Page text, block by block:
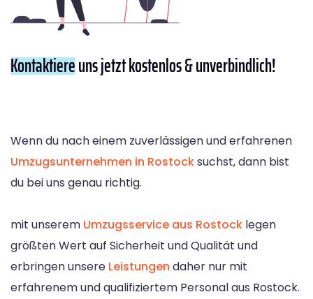
Kontaktiereuns jetzt kostenlos & unverbindlich!
Wenn du nach einem zuverlässigen und erfahrenen
Umzugsunternehmen in Rostocksuchst, dann bist
du bei uns genau richtig.
mit unserem Umzugsservice aus Rostock legen
größten Wert auf Sicherheit und Qualität und
erbringen unsere Leistungen daher nur mit
erfahrenem und qualifiziertem Personal aus Rostock.